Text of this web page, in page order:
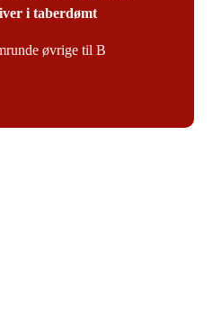
i taberdømt
øvrige til B